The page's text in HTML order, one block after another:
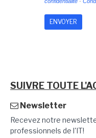
SUIVRE TOUTE
Newsletter
Recevez notre
professionnels de l'IT!